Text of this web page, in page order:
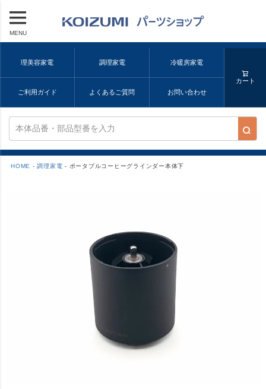
MENU
理美容家電 調理家電 冷暖房家電
ご利用ガイド よくあるご質問 お問い合わせ
カート
HOME 調理家電 ポータブルコーヒーグラインダー本体下